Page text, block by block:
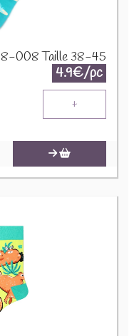
008 Taille 38-45
4.9€/pc
+